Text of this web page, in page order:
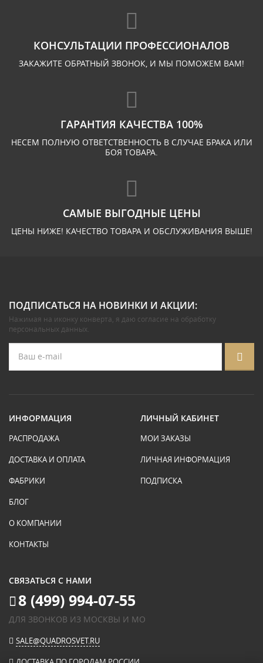
КОНСУЛЬТАЦИИ ПРОФЕССИОНАЛОВ
ЗАКАЖИТЕ ОБРАТНЫЙ ЗВОНОК, И МЫ ПОМОЖЕМ ВАМ!
ГАРАНТИЯ КАЧЕСТВА 100%
НЕСЕМ ПОЛНУЮ ОТВЕТСТВЕННОСТЬ В СЛУЧАЕ БРАКА ИЛИ
БОЯ ТОВАРА.
САМЫЕ ВЫГОДНЫЕ ЦЕНЫ
ЦЕНЫ НИЖЕ! КАЧЕСТВО ТОВАРА И ОБСЛУЖИВАНИЯ ВЫШЕ!
ПОДПИСАТЬСЯ НА НОВИНКИ И АКЦИИ:
Нажимая на иконку конверта, я даю согласие на обработку
персональных данных.
ИНФОРМАЦИЯ
РАСПРОДАЖА
ДОСТАВКА И ОПЛАТА
ФАБРИКИ
БЛОГ
О КОМПАНИИ
КОНТАКТЫ
ЛИЧНЫЙ КАБИНЕТ
МОИ ЗАКАЗЫ
ЛИЧНАЯ ИНФОРМАЦИЯ
ПОДПИСКА
СВЯЗАТЬСЯ С НАМИ
8 (499) 994-07-55
ДЛЯ ЗВОНКОВ ИЗ МОСКВЫ И МО
SALE@QUADROSVET.RU